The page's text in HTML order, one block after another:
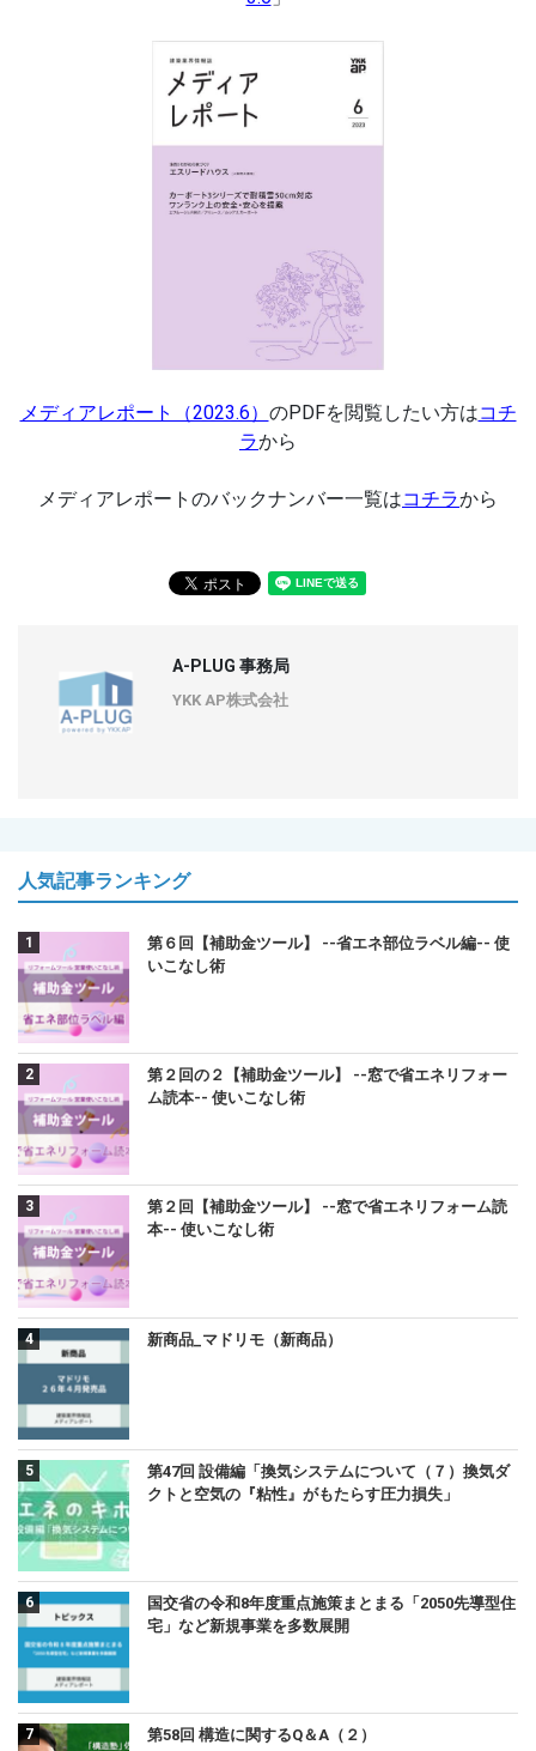
メディアレポート（2023.6） のPDFを閲覧したい方はコチ
ラから
メディアレポートのバックナンバー一覧はコチラから
A-PLUG 事務局
YKK AP株式会社
人気記事ランキング
第６回【補助金ツール】 --省エネ部位ラベル編-- 使
いこなし術
第２回の２【補助金ツール】 --窓で省エネリフォー
ム読本-- 使いこなし術
第２回【補助金ツール】 --窓で省エネリフォーム読
本-- 使いこなし術
新商品_マドリモ（新商品）
第47回 設備編「換気システムについて（７）換気ダ
クトと空気の『粘性』がもたらす圧力損失」
国交省の令和8年度重点施策まとまる「2050先導型住
宅」など新規事業を多数展開
第58回 構造に関するQ＆A（２）